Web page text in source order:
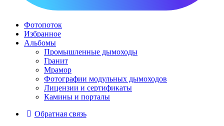
Фотопоток
Избранное
Альбомы
Промышленные дымоходы
Гранит
Мрамор
Фотографии модульных дымоходов
Лицензии и сертификаты
Камины и порталы
Обратная связь